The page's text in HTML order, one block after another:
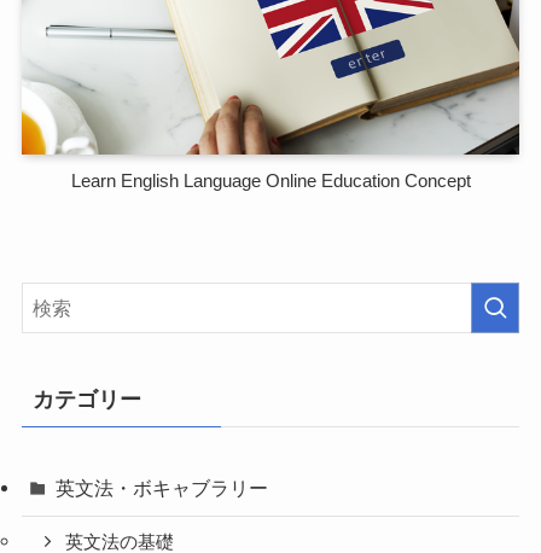
Learn English Language Online Education Concept
カテゴリー
英文法・ボキャブラリー
英文法の基礎